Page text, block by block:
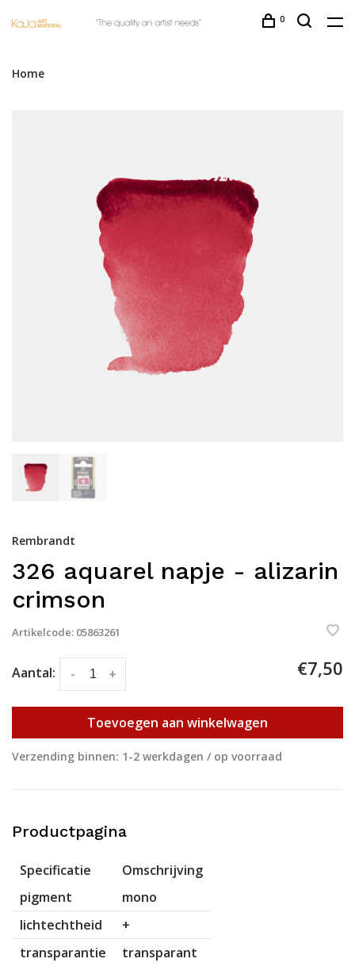
0
Home
Rembrandt
326 aquarel napje - alizarin
crimson
Artikelcode: 05863261
Aantal: +
- €7,50
Toevoegen aan winkelwagen
Verzending binnen: 1-2 werkdagen / op voorraad
Productpagina
Specificatie
Omschrijving
pigment
mono
lichtechtheid
+
transparantie
transparant